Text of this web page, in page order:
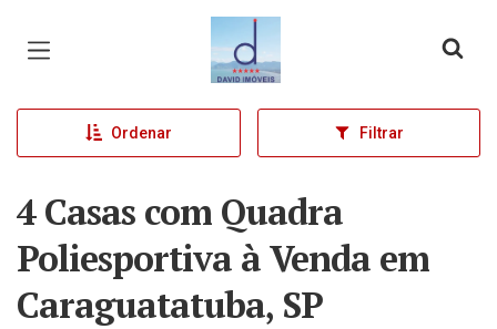
Página inicial
Ordenar Filtrar
4 Casas com Quadra
Poliesportiva à Venda em
Caraguatatuba, SP